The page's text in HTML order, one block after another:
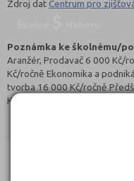
Zdroj datCentrum pro
Poznámka ke školnému/
Aranžér, Prodavač 6 000 Kč/
Kč/ročně Ekonomika a
tvorba 16 000 Kč/ročně
Kč/ročně podrobnosti u